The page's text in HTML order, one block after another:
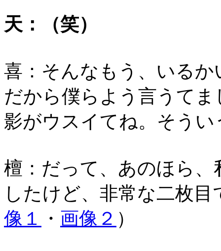
天：（笑）
喜：そんなもう、いる
だから僕らよう言うて
影がウスイてね。そう
檀：だって、あのほら
したけど、非常な二枚
像１ ・ 画像２ ）